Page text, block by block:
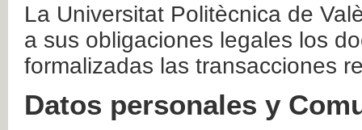
La Universitat Politècnica de
a sus obligaciones legales los
formalizadas las transacciones
Datos personales y